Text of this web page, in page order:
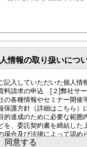
情報の取り扱いにつ
記入していただいた個人情
料請求の申込 [２]弊社サ
の各種情報やセミナー開催
保護方針（詳細はこちら）
的達成のために必要な範囲
を、委託契約書を締結した
場合及び法律によって認め
に開示・提供することはあ
同意する